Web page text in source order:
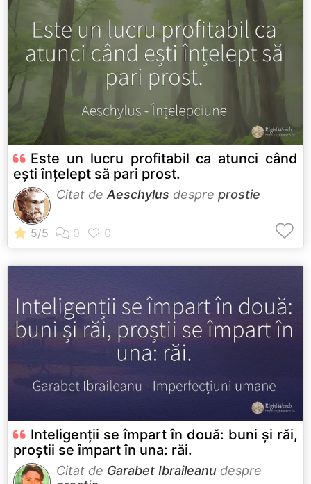
Este un lucru profitabil ca atunci când
ești înțelept să pari prost.
Citat de Aeschylus despre prostie
Inteligenții se împart în două: buni și răi,
proștii se împart în una: răi.
Citat de Garabet Ibraileanu despre